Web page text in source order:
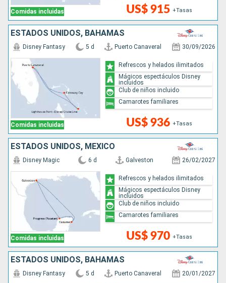
Comidas incluidas US$ 915 +Tasas
ESTADOS UNIDOS, BAHAMAS
Comidas incluidas
Disney Fantasy 5 d Puerto Canaveral 30/09/2026
US$ 936 +Tasas
Refrescos y helados ilimitados
Mágicos espectáculos Disney
incluidos
Club de niños incluido
Camarotes familiares
ESTADOS UNIDOS, MÉXICO
Comidas incluidas
Disney Magic 6 d Galveston 26/02/2027
US$ 970 +Tasas
Refrescos y helados ilimitados
Mágicos espectáculos Disney
incluidos
Club de niños incluido
Camarotes familiares
ESTADOS UNIDOS, BAHAMAS
Disney Fantasy 5 d Puerto Canaveral 20/01/2027